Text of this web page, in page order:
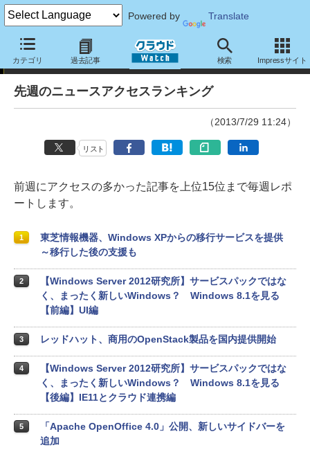
Powered by Translate
カテゴリ 過去記事 検索 Impressサイト
ランキング
先週のニュースアクセスランキング
（2013/7/29 11:24）
リスト
前週にアクセスの多かった記事を上位15位まで毎週レポ
ートします。
1
東芝情報機器、Windows XPからの移行サービスを提供
～移行した後の支援も
2
【Windows Server 2012研究所】サービスパックではな
く、まったく新しいWindows？ Windows 8.1を見る
【前編】UI編
3 レッドハット、商用のOpenStack製品を国内提供開始
4
【Windows Server 2012研究所】サービスパックではな
く、まったく新しいWindows？ Windows 8.1を見る
【後編】IE11とクラウド連携編
5
「Apache OpenOffice 4.0」公開、新しいサイドバーを
追加